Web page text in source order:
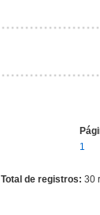
1
Total de registros: 30